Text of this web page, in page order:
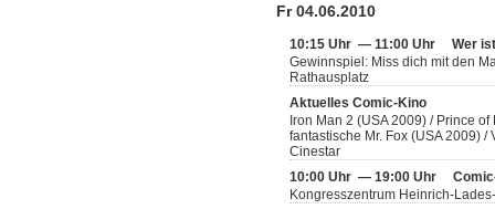
Fr 04.06.2010
10:15 Uhr — 11:00 Uhr Wer
Gewinnspiel: Miss dich mit den
Rathausplatz
Aktuelles Comic-Kino
Iron Man 2 (USA 2009) / Prince
fantastische Mr. Fox (USA 2009)
Cinestar
10:00 Uhr — 19:00 Uhr
Kongresszentrum Heinrich-